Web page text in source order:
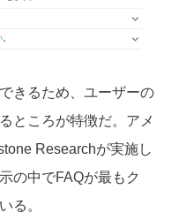
きるため、ユーザーの
ところが特徴だ。アメ
Researchが実施し
の中でFAQが最もク
る。